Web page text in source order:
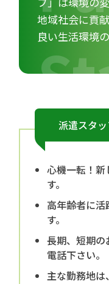
地域社会に貢
良い生活環境の
派遣スタ
心機一転！新
す。
高年齢者に活
す。
長期、短期の
電話下さい。
主な勤務地は